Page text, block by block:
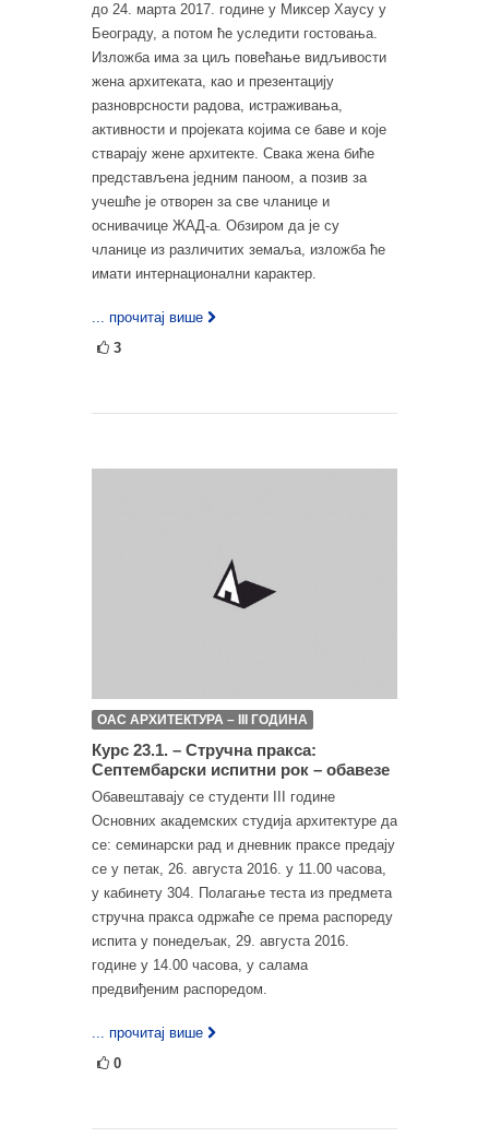
до 24. марта 2017. године у Миксер Хaусу у
Београду, а потом ће уследити гостовања.
Изложба има за циљ повећање видљивости
жена архитеката, као и презентацију
разноврсности радова, истраживања,
активности и пројеката којима се баве и које
стварају жене архитекте. Свака жена биће
представљена једним паноом, а позив за
учешће је отворен за све чланице и
оснивачице ЖАД-а. Обзиром да је су
чланице из различитих земаља, изложба ће
имати интернационални карактер.
... прочитај више
3
ОАС АРХИТЕКТУРА – III ГОДИНА
Курс 23.1. – Стручна пракса:
Септембарски испитни рок – обавезе
Обавештавају се студенти III године
Основних академских студија архитектуре да
се: семинарски рад и дневник праксе предају
се у петак, 26. августа 2016. у 11.00 часова,
у кабинету 304. Полагање теста из предмета
стручна пракса одржаће се према распореду
испита у понедељак, 29. августа 2016.
године у 14.00 часова, у салама
предвиђеним распоредом.
... прочитај више
0